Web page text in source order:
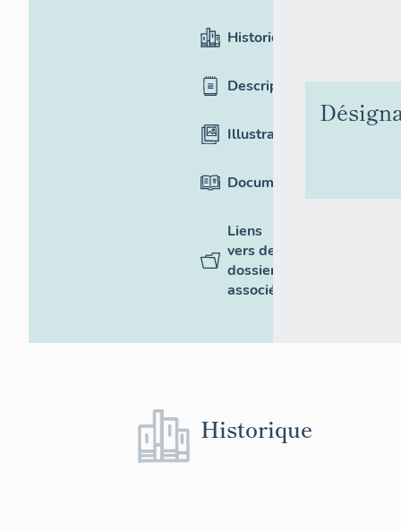
Historique
Description
Illustrations
Documentation
Liens
vers des
dossiers
associés
Historique